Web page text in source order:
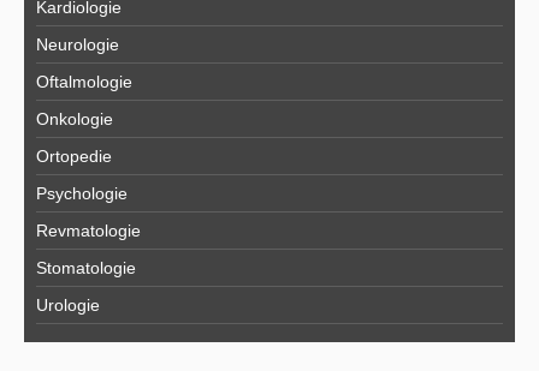
Kardiologie
Neurologie
Oftalmologie
Onkologie
Ortopedie
Psychologie
Revmatologie
Stomatologie
Urologie